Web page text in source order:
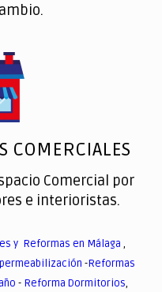
COMERCIALES
Comercial por
e interioristas.
y Reformas en Málaga ,
-Reformas
- Reforma Dormitorios,